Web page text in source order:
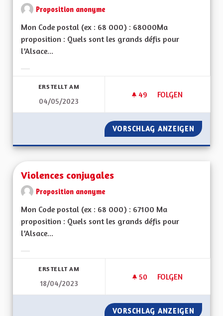
Proposition anonyme
Mon Code postal (ex : 68 000) : 68000Ma
proposition : Quels sont les grands défis pour
l’Alsace...
ERSTELLT AM
04/05/2023
49 49 FOLLOWER
FOLGEN
VIREZ MOI CE
VORSCHLAG ANZEIGEN VIREZ
Violences conjugales
Proposition anonyme
Mon Code postal (ex : 68 000) : 67100 Ma
proposition : Quels sont les grands défis pour
l’Alsace...
ERSTELLT AM
18/04/2023
50 50 FOLLOWER
FOLGEN
VIOLENCES
VORSCHLAG ANZEIGEN